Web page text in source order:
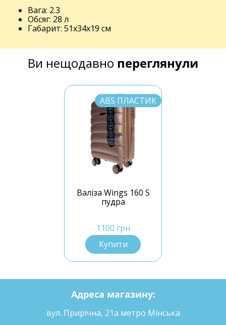
Вага: 2.3
Обсяг: 28 л
Габарит: 51x34x19 см
Ви нещодавно переглянули
ABS ПЛАСТИК
Валіза Wings 160 S
пудра
1100 грн
Купити
Адреса магазину:
вул. Прирічна, 21а метро Мінська